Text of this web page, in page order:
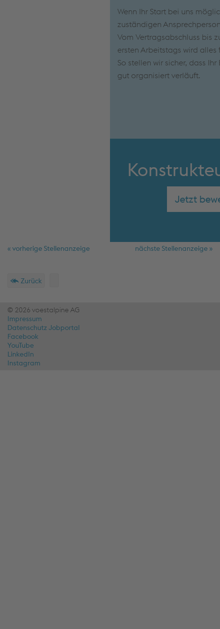
Wenn Ihr Start bei uns
zuständigen
Vom Vertragsabschluss bis
ersten Arbeitstags wird
So stellen wir sicher, dass
gut organisiert verläuft.
Jetzt
« vorherige Stellenanzeige nächste Stellenanzeige »
Zurück
© 2026 voestalpine AG
Impressum
Datenschutz Jobportal
Facebook
YouTube
LinkedIn
Instagram